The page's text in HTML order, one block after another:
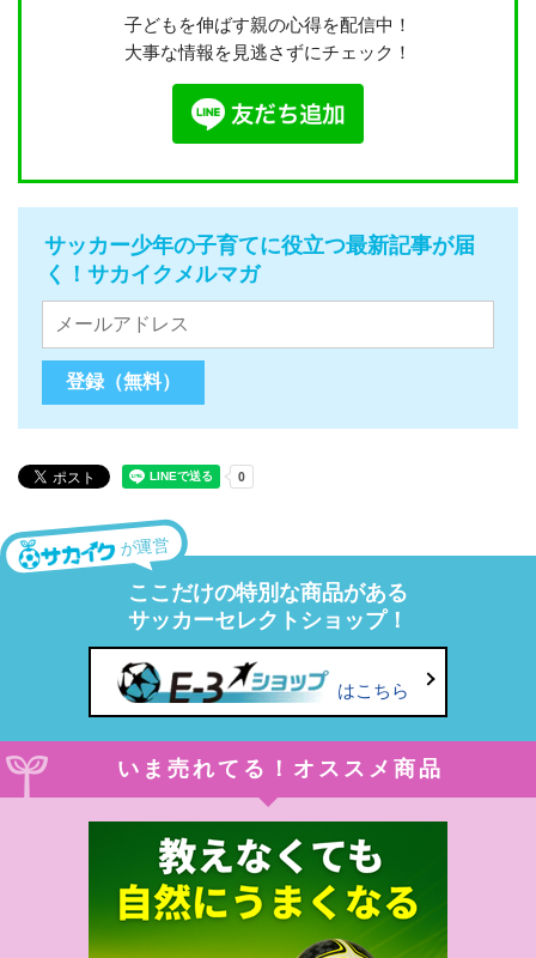
子どもを伸ばす親の心得を配信中！
大事な情報を見逃さずにチェック！
サッカー少年の子育てに役立つ最新記事が届
く！サカイクメルマガ
が運営
ここだけの特別な商品がある
サッカーセレクトショップ！
はこちら
いま売れてる！オススメ商品